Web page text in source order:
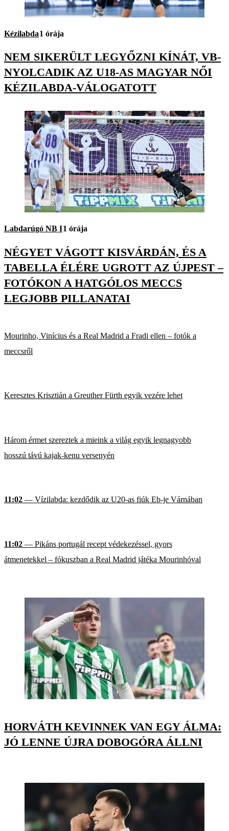
Kézilabda1 órája
NEM SIKERÜLT LEGYŐZNI KÍNÁT, VB-
NYOLCADIK AZ U18-AS MAGYAR NŐI
KÉZILABDA-VÁLOGATOTT
Labdarúgó NB I1 órája
NÉGYET VÁGOTT KISVÁRDÁN, ÉS A
TABELLA ÉLÉRE UGROTT AZ ÚJPEST –
FOTÓKON A HATGÓLOS MECCS
LEGJOBB PILLANATAI
Mourinho, Vinícius és a Real Madrid a Fradi ellen – fotók a
meccsről
Keresztes Krisztián a Greuther Fürth egyik vezére lehet
Három érmet szereztek a mieink a világ egyik legnagyobb
hosszú távú kajak-kenu versenyén
11:02 — Vízilabda: kezdődik az U20-as fiúk Eb-je Várnában
11:02 — Pikáns portugál recept védekezéssel, gyors
átmenetekkel – fókuszban a Real Madrid játéka Mourinhóval
HORVÁTH KEVINNEK VAN EGY ÁLMA:
JÓ LENNE ÚJRA DOBOGÓRA ÁLLNI